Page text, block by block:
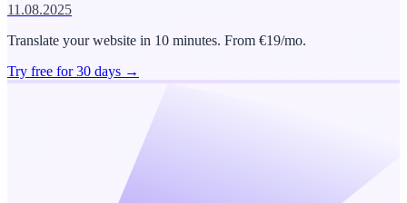
11.08.2025
Translate your website in 10 minutes. From €19/mo.
Try free for 30 days →